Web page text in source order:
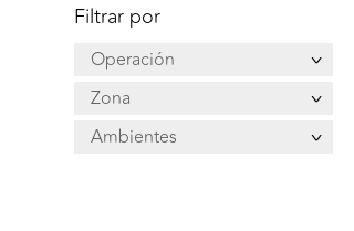
Filtrar por
Operación
Zona
Ambientes